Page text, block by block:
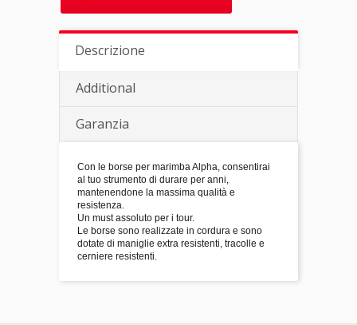
Descrizione
Additional
Garanzia
Con le borse per marimba Alpha, consentirai
al tuo strumento di durare per anni,
mantenendone la massima qualità e
resistenza.
Un must assoluto per i tour.
Le borse sono realizzate in cordura e sono
dotate di maniglie extra resistenti, tracolle e
cerniere resistenti.